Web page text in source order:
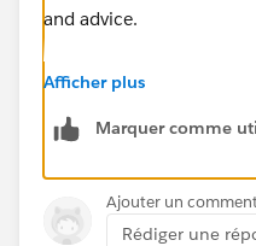
and advice.
https://
Bhavin
Afficher plus
Marquer comme
Ajouter un
Rédiger une